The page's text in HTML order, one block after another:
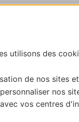
utilisons des
de nos sites
nos
vos centres